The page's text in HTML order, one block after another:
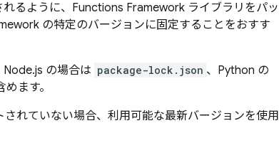
るように、Functions Framework ライブラリをパッ
の特定のバージョンに固定することをおすす
の場合は package-lock.json 、Python の
ます。
れていない場合、利用可能な最新バージョンを使用